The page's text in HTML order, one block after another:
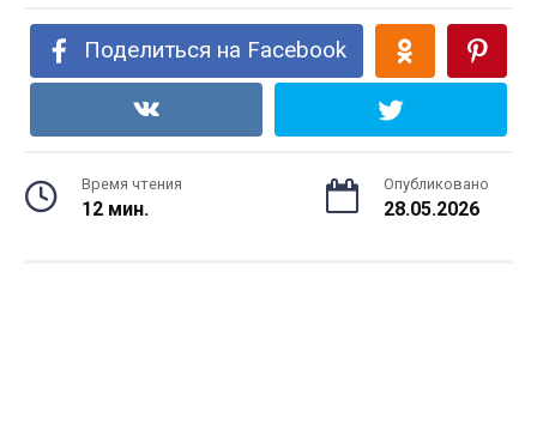
Поделиться на Facebook
Время чтения
12 мин.
Опубликовано
28.05.2026